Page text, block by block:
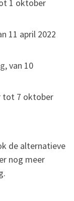
1 oktober
11 april 2022
, van 10
tot 7 oktober
de alternatieve
nog meer